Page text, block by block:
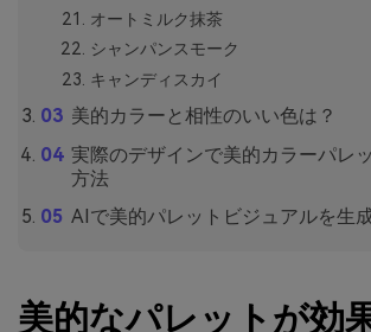
オートミルク抹茶
シャンパンスモーク
キャンディスカイ
美的カラーと相性のいい色は？
実際のデザインで美的カラーパレ
方法
AIで美的パレットビジュアルを生
美的なパレットが効